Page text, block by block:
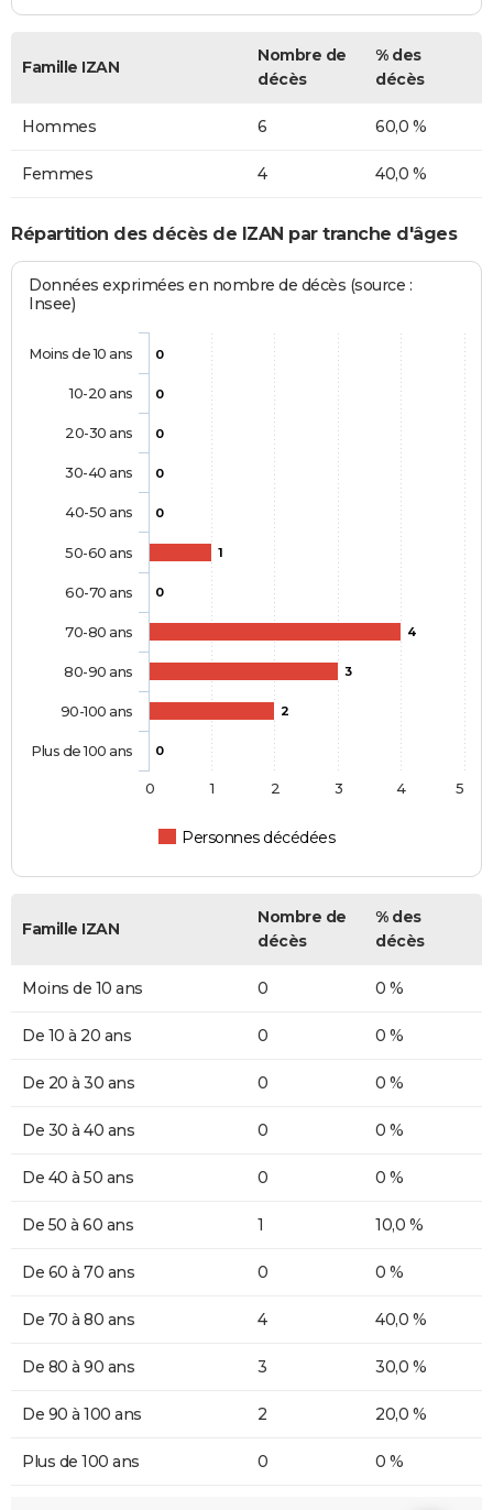
Famille IZAN
Nombre de
décès
% des
décès
Hommes 6 60,0 %
Femmes 4 40,0 %
Répartition des décès de IZAN par tranche d'âges
Données exprimées en nombre de décès (source :
Insee)
0
0
0
0
0
1
0
4
3
2
0
Personnes décédées
Moins de 10 ans
10-20 ans
20-30 ans
30-40 ans
40-50 ans
50-60 ans
60-70 ans
70-80 ans
80-90 ans
90-100 ans
Plus de 100 ans
0 1 2 3 4 5
Famille IZAN
Nombre de
décès
% des
décès
Moins de 10 ans 0 0 %
De 10 à 20 ans 0 0 %
De 20 à 30 ans 0 0 %
De 30 à 40 ans 0 0 %
De 40 à 50 ans 0 0 %
De 50 à 60 ans 1 10,0 %
De 60 à 70 ans 0 0 %
De 70 à 80 ans 4 40,0 %
De 80 à 90 ans 3 30,0 %
De 90 à 100 ans 2 20,0 %
Plus de 100 ans 0 0 %